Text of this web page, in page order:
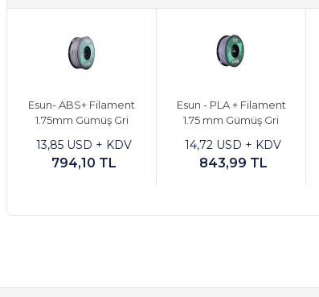
Esun- ABS+ Filament
1.75mm Gümüş Gri
13,85 USD + KDV
794,10 TL
Esun - PLA + Filament
1.75 mm Gümüş Gri
14,72 USD + KDV
843,99 TL